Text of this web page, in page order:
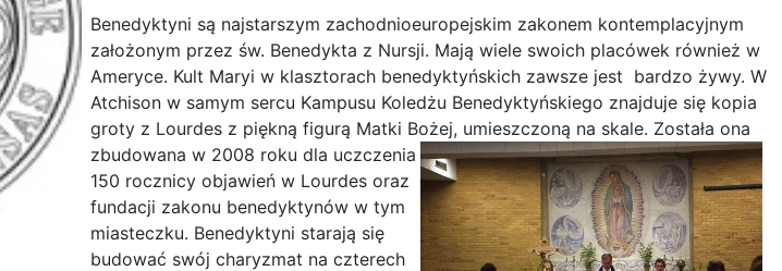
Benedyktyni są najstarszym zachodnioeuropejskim zakonem kontemplacyjnym
założonym przez św. Benedykta z Nursji. Mają wiele swoich placówek również w
Ameryce. Kult Maryi w klasztorach benedyktyńskich zawsze jest bardzo żywy. W
Atchison w samym sercu Kampusu Koledżu Benedyktyńskiego znajduje się kopia
groty z Lourdes z piękną figurą Matki Bożej, umieszczoną na skale. Została ona
zbudowana w 2008 roku dla uczczenia
150 rocznicy objawień w Lourdes oraz
fundacji zakonu benedyktynów w tym
miasteczku. Benedyktyni starają się
budować swój charyzmat na czterech